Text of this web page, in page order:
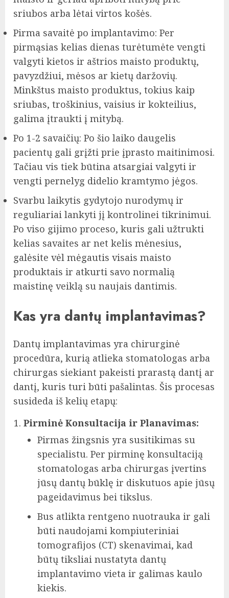
sriubos arba lėtai virtos košės.
Pirma savaitė po implantavimo: Per
pirmąsias kelias dienas turėtumėte vengti
valgyti kietos ir aštrios maisto produktų,
pavyzdžiui, mėsos ar kietų daržovių.
Minkštus maisto produktus, tokius kaip
sriubas, troškinius, vaisius ir kokteilius,
galima įtraukti į mitybą.
Po 1-2 savaičių: Po šio laiko daugelis
pacientų gali grįžti prie įprasto maitinimosi.
Tačiau vis tiek būtina atsargiai valgyti ir
vengti pernelyg didelio kramtymo jėgos.
Svarbu laikytis gydytojo nurodymų ir
reguliariai lankyti jį kontrolinei tikrinimui.
Po viso gijimo proceso, kuris gali užtrukti
kelias savaites ar net kelis mėnesius,
galėsite vėl mėgautis visais maisto
produktais ir atkurti savo normalią
maistinę veiklą su naujais dantimis.
Kas yra dantų implantavimas?
Dantų implantavimas yra chirurginė
procedūra, kurią atlieka stomatologas arba
chirurgas siekiant pakeisti prarastą dantį ar
dantį, kuris turi būti pašalintas. Šis procesas
susideda iš kelių etapų:
Pirminė Konsultacija ir Planavimas:
Pirmas žingsnis yra susitikimas su
specialistu. Per pirminę konsultaciją
stomatologas arba chirurgas įvertins
jūsų dantų būklę ir diskutuos apie jūsų
pageidavimus bei tikslus.
Bus atlikta rentgeno nuotrauka ir gali
būti naudojami kompiuteriniai
tomografijos (CT) skenavimai, kad
būtų tiksliai nustatyta dantų
implantavimo vieta ir galimas kaulo
kiekis.